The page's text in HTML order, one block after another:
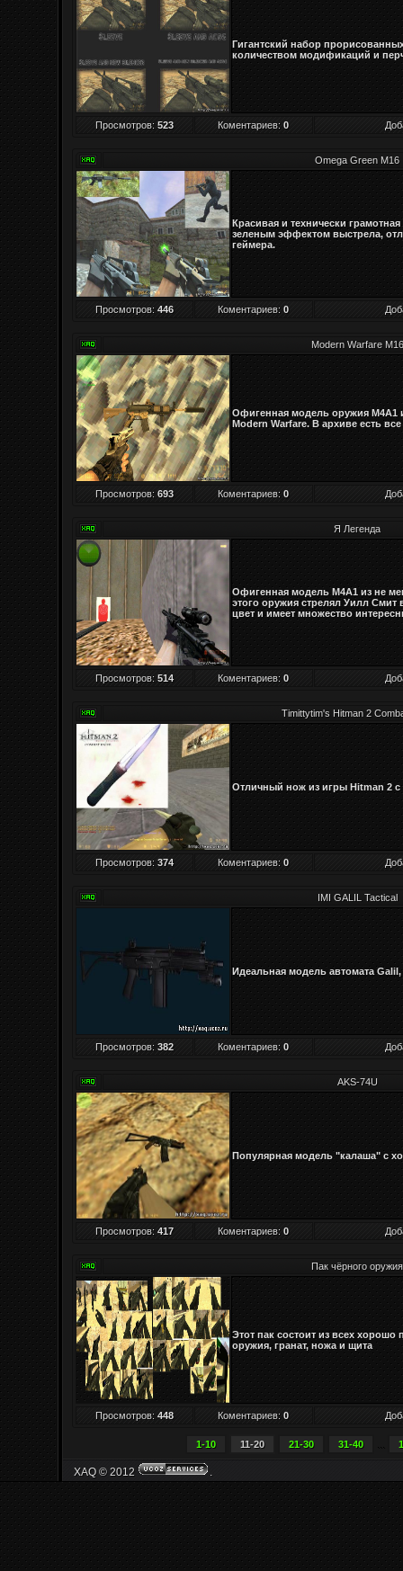
Гигантский набор
количеством модификаций и
Просмотров: 523 Коментариев: 0
Omega Green M16
Красивая и технически
зеленым эффектом выстрела,
геймера.
Просмотров: 446 Коментариев: 0
Modern Warfare M16
Офигенная модель оружия M4A1
Modern Warfare. В архиве есть
Просмотров: 693 Коментариев: 0
Я Легенда
Офигенная модель M4A1 из не
этого оружия стрелял Уилл
цвет и имеет множество
Просмотров: 514 Коментариев: 0
Timittytim's Hitman 2
Отличный нож из игры Hitman 2 с
Просмотров: 374 Коментариев: 0
IMI GALIL Tactical
Идеальная модель автомата
Просмотров: 382 Коментариев: 0
AKS-74U
Популярная модель "калаша" с
Просмотров: 417 Коментариев: 0
Пак чёрного оружия
Этот пак состоит из всех
оружия, гранат, ножа и щита
Просмотров: 448 Коментариев: 0
1-10 11-20 21-30 31-40
XAQ © 2012 .